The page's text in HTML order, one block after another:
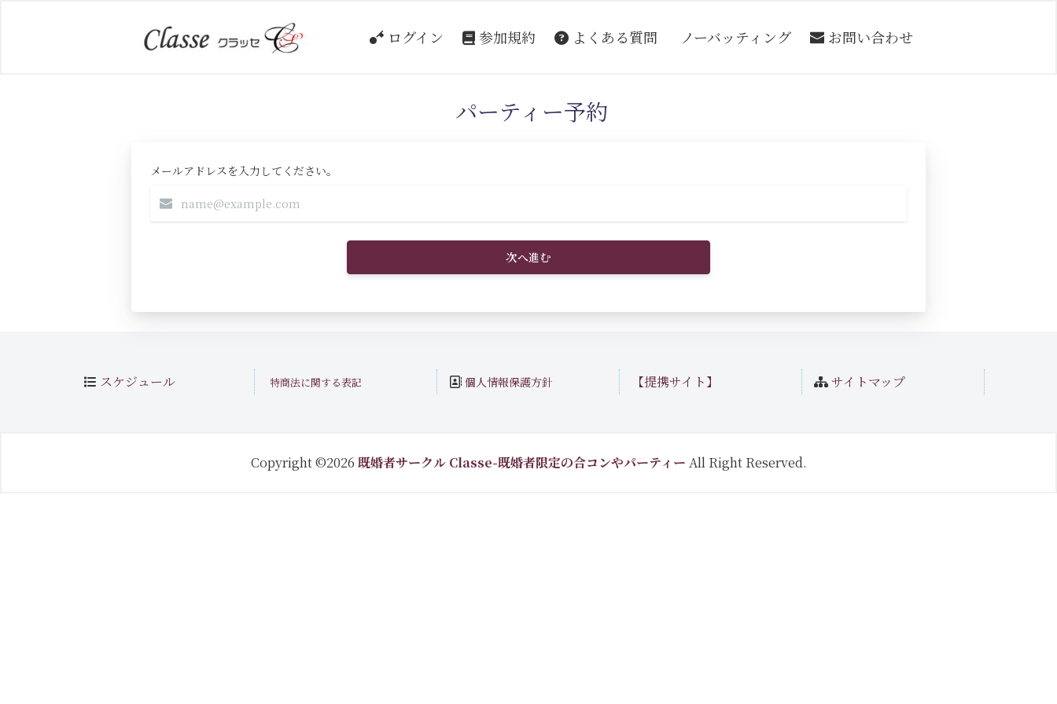
ログイン 参加規約 よくある質問 ノーバッティング お問い合わせ
パーティー予約
メールアドレスを入力してください。
次へ進む
スケジュール 特商法に関する表記 個人情報保護方針 【提携サイト】 サイトマップ
Copyright ©2026 既婚者サークル Classe-既婚者限定の合コンやパーティー All Right Reserved.